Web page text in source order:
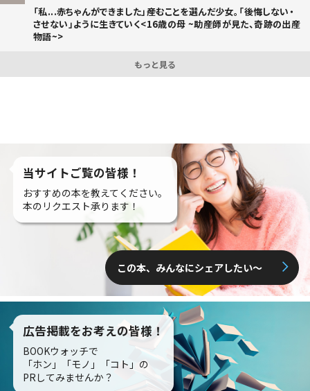
「私...赤ちゃんができました」――産むことを選んだ少女。「後悔しない・
させない」ように生きていく<16歳の母 ~助産師が見た、奇跡の出産
物語~>
もっと見る
当サイトご覧の皆様！
おすすめの本を教えてください。
本のリクエスト承ります！
この本、みんなにシェアしたい〜
広告掲載をお考えの皆様！
BOOKウォッチで
「ホン」「モノ」「コト」の
PRしてみませんか？